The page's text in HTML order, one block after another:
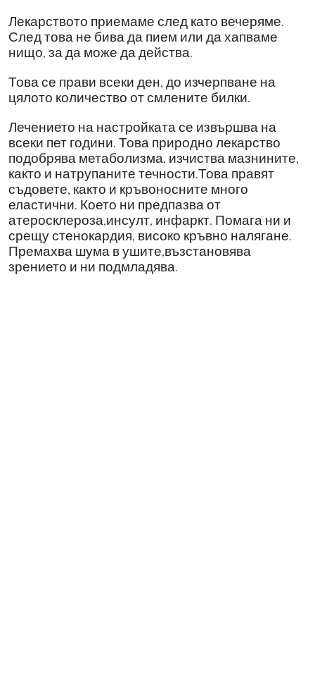
Лекарството приемаме след като вечеряме.
След това не бива да пием или да хапваме
нищо, за да може да действа.
Това се прави всеки ден, до изчерпване на
цялото количество от смлените билки.
Лечението на настройката се извършва на
всеки пет години. Това природно лекарство
подобрява метаболизма, изчиства мазнините,
както и натрупаните течности.Това правят
съдовете, както и кръвоносните много
еластични. Което ни предпазва от
атеросклероза,инсулт, инфаркт. Помага ни и
срещу стенокардия, високо кръвно налягане.
Премахва шума в ушите,възстановява
зрението и ни подмладява.